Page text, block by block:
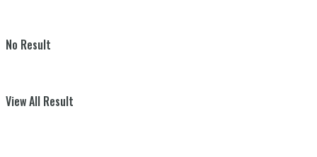
No Result
View All Result